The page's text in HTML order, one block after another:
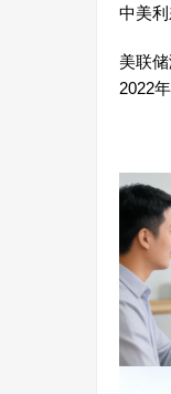
中美
美联
2022